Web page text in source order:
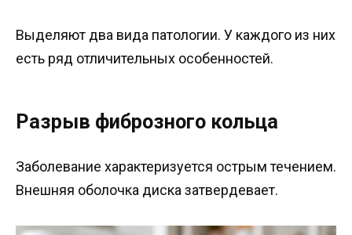
Выделяют два вида патологии. У каждого из них
есть ряд отличительных особенностей.
Разрыв фиброзного кольца
Заболевание характеризуется острым течением.
Внешняя оболочка диска затвердевает.